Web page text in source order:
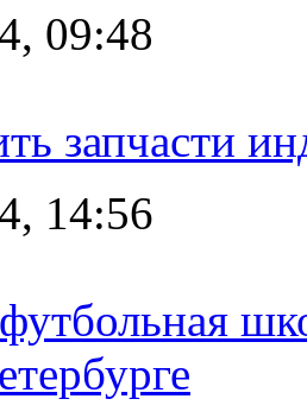
09:48
запчасти
14:56